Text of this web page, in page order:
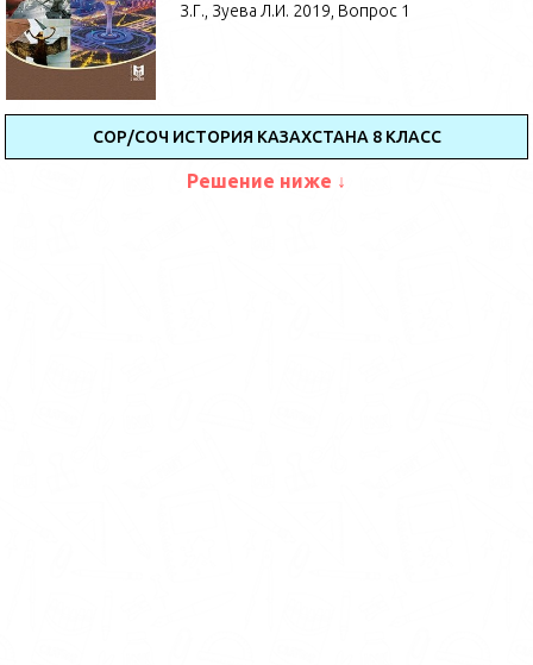
З.Г., Зуева Л.И. 2019, Вопрос 1
СОР/СОЧ ИСТОРИЯ КАЗАХСТАНА 8 КЛАСС
Решение ниже ↓